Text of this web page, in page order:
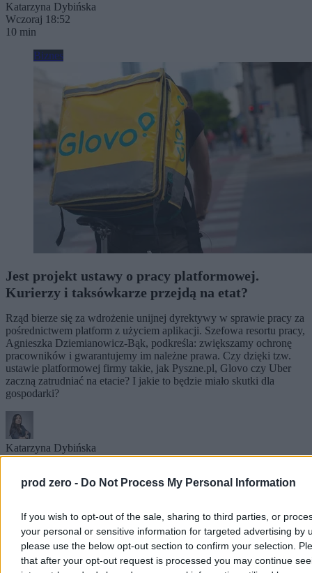
prod zero - Do Not Process My Personal Information
If you wish to opt-out of the sale, sharing to third parties, or
your personal or sensitive information for targeted advertising by
please use the below opt-out section to confirm your selection.
that after your opt-out request is processed you may continue
Katarzyna Dybińska
Wczoraj 18:52
10 min
Biznes
Jest projekt ustawy o pracy platformowej.
Kurierzy i taksówkarze przejdą na etat?
Rząd bierze się za wdrożenie unijnej dyrektywy w sprawie pracy za
pośrednictwem platform z użyciem aplikacji. Szefowa resortu pracy,
Agnieszka Dziemianowicz-Bąk, podkreśla: zwiększamy ochronę
pracowników i gwarantujemy im należne prawa. Czy dzięki tzw.
ustawie platformowej firmy takie, jak Pyszne.pl, Glovo czy Uber
zaczną zatrudniać na etacie? I jakie to będzie miało skutki dla
gospodarki?
Katarzyna Dybińska
Wczoraj 16:59